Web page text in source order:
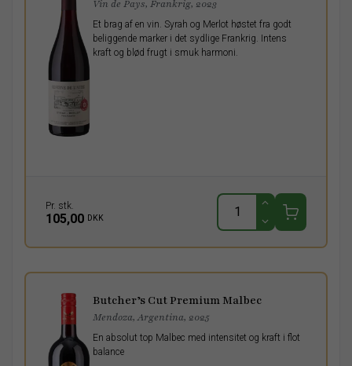
Vin de Pays, Frankrig, 2023
Et brag af en vin. Syrah og Merlot høstet fra godt
beliggende marker i det sydlige Frankrig. Intens
kraft og blød frugt i smuk harmoni.
Pr. stk.
105,00 DKK
Butcher’s Cut Premium Malbec
Mendoza, Argentina, 2025
En absolut top Malbec med intensitet og kraft i flot
balance